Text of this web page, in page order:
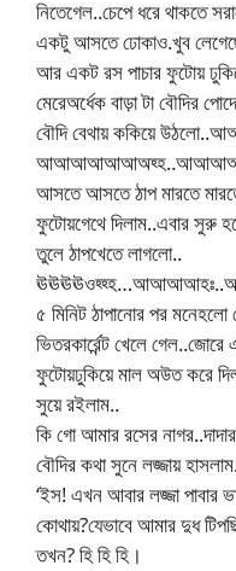
নিতেগেল..চেপে ধরে থাকতে
একটু আসতে ঢোকাও.খুব
আর একট রস পাচার ফুটোয়
মেরেঅর্ধেক বাড়া টা বৌদির
বৌদি বেথায় ককিয়ে
আসতে আসতে ঠাপ মারতে
ফুটোয়গেথে দিলাম..এবার সুরু
তুলে ঠাপখেতে লাগলো..
৫ মিনিট ঠাপানোর পর
ভিতরকার্রেন্ট খেলে
ফুটোয়ঢুকিয়ে মাল অউত করে
সুয়ে রইলাম..
কি গো আমার রসের
বৌদির কথা সুনে লজ্জায়
‘ইস! এখন আবার লজ্জা পাবার
কোথায়?যেভাবে আমার দুধ
তখন? হি হি হি।